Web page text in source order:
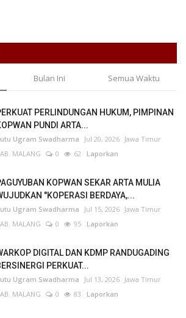
Bulan Ini Semua Waktu
PERLINDUNGAN HUKUM, PIMPINAN
PUNDI ARTA...
Ugram Swadharma Jul 20, 2026 Jawa Timur
MALANG
0 62 Laporkan
KOPWAN SEKAR ARTA MULIA
"KOPERASI BERDAYA,...
Ugram Swadharma Jul 15, 2026 Jawa Timur
MALANG
0 95 Laporkan
DIGITAL DAN KDMP RANDUGADING
PERKUAT...
Ugram Swadharma Jul 13, 2026 Jawa Timur
MALANG
0 83 Laporkan